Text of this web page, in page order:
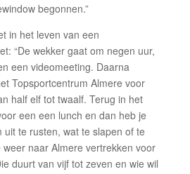
begonnen.”
in het leven van een
“De wekker gaat om negen uur,
een videomeeting. Daarna
Topsportcentrum Almere voor
half elf tot twaalf. Terug in het
een een lunch en dan heb je
te rusten, wat te slapen of te
naar Almere vertrekken voor
duurt van vijf tot zeven en wie wil